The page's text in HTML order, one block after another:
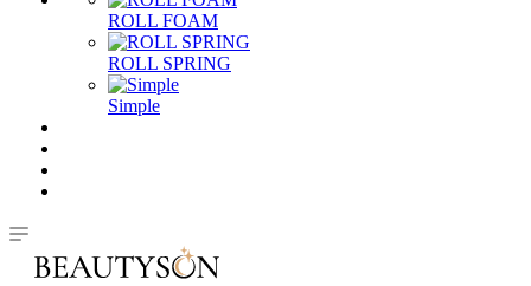
ROLL FOAM
ROLL SPRING
Simple